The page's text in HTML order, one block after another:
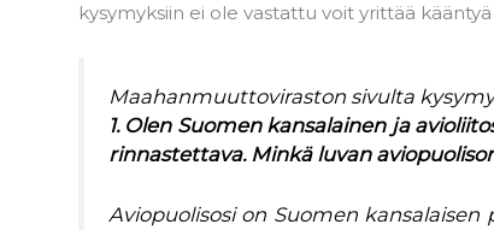
kysymyksiin ei ole vastattu voit yrittää
Maahanmuuttoviraston sivulta
1. Olen Suomen kansalainen ja
rinnastettava. Minkä luvan
Aviopuolisosi on Suomen